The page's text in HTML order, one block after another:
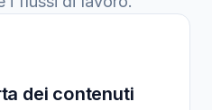
dei contenuti